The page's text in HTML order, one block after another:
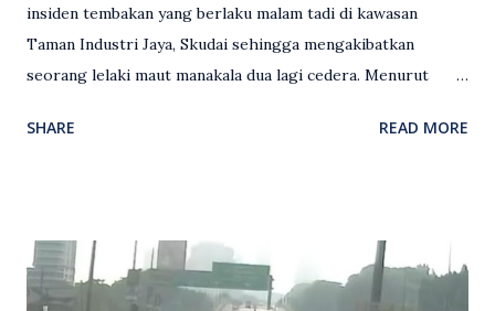
insiden tembakan yang berlaku malam tadi di kawasan
Taman Industri Jaya, Skudai sehingga mengakibatkan
seorang lelaki maut manakala dua lagi cedera. Menurut
kejadian berlaku sekitar jam 11 malam dan pihak polis
hiburan di kawasan berkenaan. Seorang mangsa disahkan
meninggal dunia di lokasi kejadian akibat terkena tembakan,
SHARE READ MORE